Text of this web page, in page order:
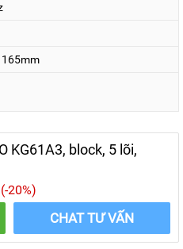
Bầu đun bằng thép không gỉ
và lạnh thiết
thiết kế dưới vòi, giúp bạn
có nút khóa nước nóng giúp
KG61A3, block, 5 lõi,
(-20%)
CHAT TƯ VẤN